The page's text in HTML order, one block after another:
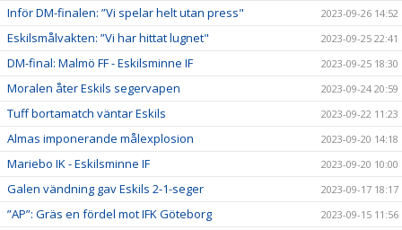
Inför DM-finalen: ”Vi spelar helt utan press" 2023-09-26 14:52
Eskilsmålvakten: ”Vi har hittat lugnet" 2023-09-25 22:41
DM-final: Malmö FF - Eskilsminne IF 2023-09-25 18:30
Moralen åter Eskils segervapen 2023-09-24 20:59
Tuff bortamatch väntar Eskils 2023-09-22 11:23
Almas imponerande målexplosion 2023-09-20 14:18
Mariebo IK - Eskilsminne IF 2023-09-20 10:00
Galen vändning gav Eskils 2-1-seger 2023-09-17 18:17
”AP”: Gräs en fördel mot IFK Göteborg 2023-09-15 11:56